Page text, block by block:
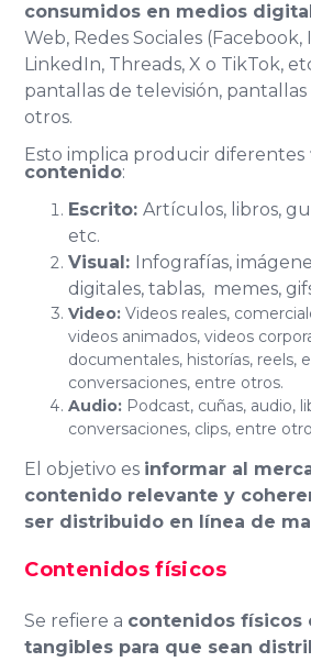
consumidos en medios
Web, Redes Sociales (Facebook,
LinkedIn, Threads, X o TikTok,
pantallas de televisión,
otros.
Esto implica producir diferentes
contenido:
Escrito:Artículos, libros,
etc.
Visual: Infografías,
digitales, tablas, memes,
Video:Videos reales,
videos animados, videos
documentales, historías, reels,
conversaciones, entre otros.
Audio: Podcast, cuñas, audio,
conversaciones, clips, entre
El objetivo es informar al
contenido relevante y
ser distribuido en línea de
Contenidos físicos
Se refiere a contenidos físicos
tangibles para que sean